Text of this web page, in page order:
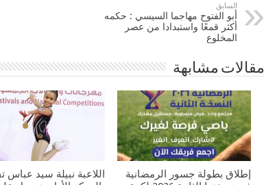
السابق
أبو الفتوح مهاجما السيسي : حكمه
أكثر قمعًا واستبدادا من عصر
المخلوع
مقالات مشابهة
إطلاق بطولة جسور الرمضانية
اللاعبة نبيلة سيد عباس